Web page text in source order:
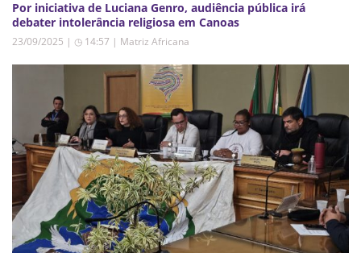
Por iniciativa de Luciana Genro, audiência pública irá
debater intolerância religiosa em Canoas
23/09/2025 | ◷ 14:57 | Matriz Africana